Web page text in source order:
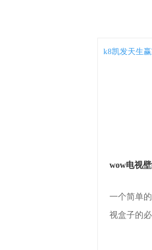
k8凯发天生
wow电视
一个简单
视盒子的